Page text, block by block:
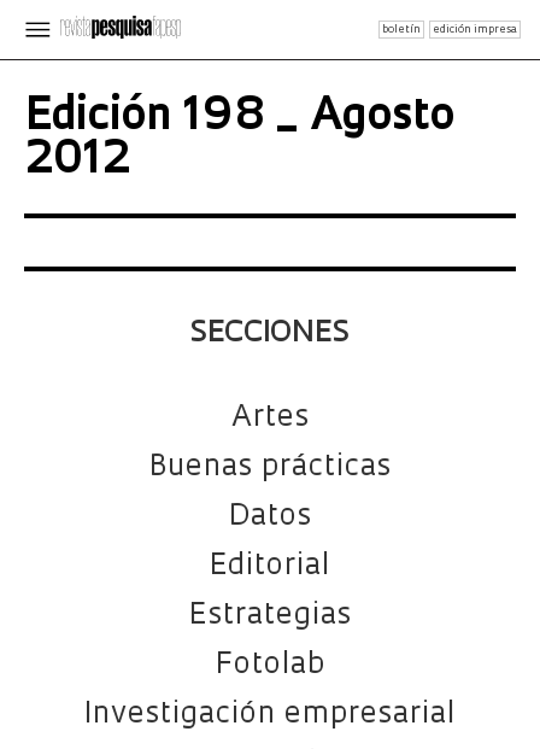
boletín edición impresa
Edición 198 _ Agosto
2012
SECCIONES
Artes
Buenas prácticas
Datos
Editorial
Estrategias
Fotolab
Investigación empresarial